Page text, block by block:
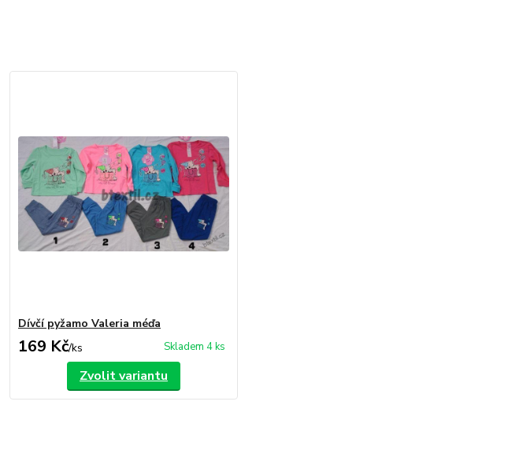
Dívčí pyžamo Valeria méďa
169 Kč/ks Skladem 4 ks
Zvolit variantu